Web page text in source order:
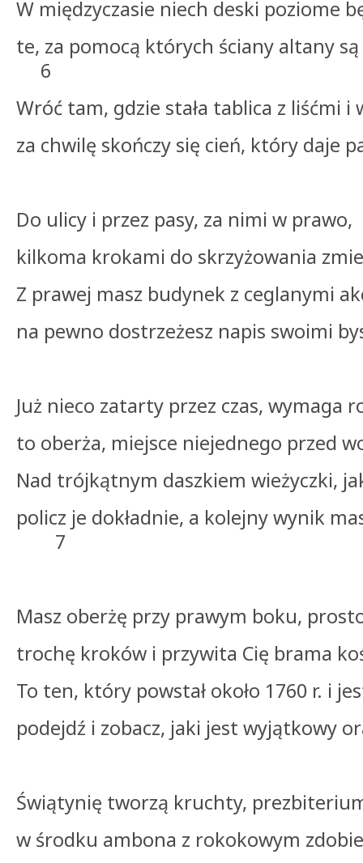
W międzyczasie niech deski poziome
te, za pomocą których ściany
6
Wróć tam, gdzie stała tablica z liśćmi i
za chwilę skończy się cień, który daje
Do ulicy i przez pasy, za nimi w prawo,
kilkoma krokami do skrzyżowania
Z prawej masz budynek z ceglanymi
na pewno dostrzeżesz napis swoimi
Już nieco zatarty przez czas, wymaga
to oberża, miejsce niejednego przed
Nad trójkątnym daszkiem wieżyczki,
policz je dokładnie, a kolejny
7
Masz oberżę przy prawym boku,
trochę kroków i przywita Cię brama
To ten, który powstał około 1760 r. i
podejdź i zobacz, jaki jest wyjątkowy
Świątynię tworzą kruchty,
w środku ambona z rokokowym